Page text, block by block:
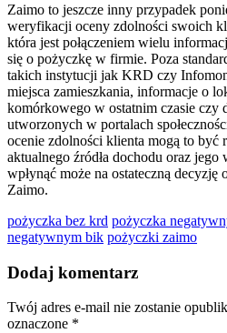
Zaimo to jeszcze inny przypadek
weryfikacji oceny zdolności swoich
która jest połączeniem wielu
się o pożyczkę w firmie. Poza
takich instytucji jak KRD czy
miejsca zamieszkania, informacje o
komórkowego w ostatnim czasie czy
utworzonych w portalach
ocenie zdolności klienta mogą to być
aktualnego źródła dochodu oraz
wpłynąć może na ostateczną
Zaimo.
pożyczka bez krd pożyczka
negatywnym bik pożyczki zaimo
Dodaj komentarz
Twój adres e-mail nie zostanie
oznaczone *